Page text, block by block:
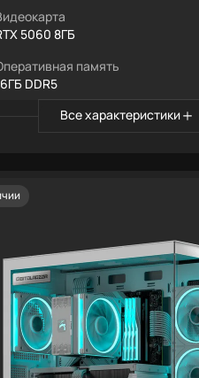
5060 8ГБ
память
DDR5
Все характеристики